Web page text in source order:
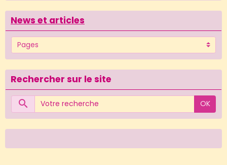
News et articles
Rechercher sur le site
OK